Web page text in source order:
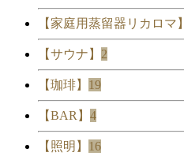
【家庭用蒸留器リカロマ】
【サウナ】 2
【珈琲】 19
【BAR】 4
【照明】 16